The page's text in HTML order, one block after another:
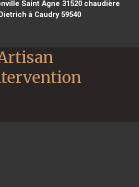
Saint Agne 31520 chaudière
à Caudry 59540